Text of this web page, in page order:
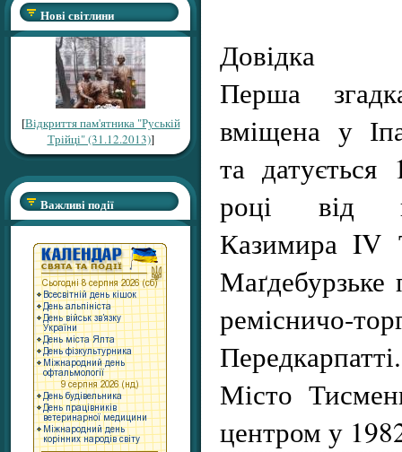
Нові світлини
[Відкриття пам'ятника "Руській
Трійці" (31.12.2013)]
Важливі події
Довідка
Перша
вміщена у
та
році від
Казимира IV
Маґдебурзьке
ремісничо-
Передкарпатті.
Місто
центром у